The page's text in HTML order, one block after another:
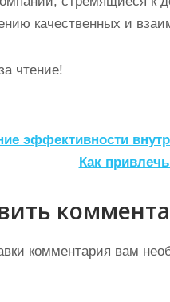
качественных и
чтение!
эффективности
Как
комментария вам